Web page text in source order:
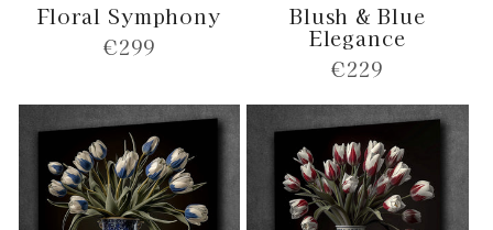
Floral Symphony
Normale
€299
Blush & Blue
Elegance
Normale
€229